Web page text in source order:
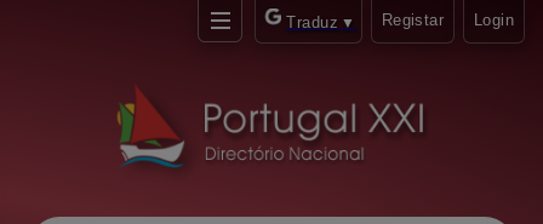
Traduz ▼ Registar Login